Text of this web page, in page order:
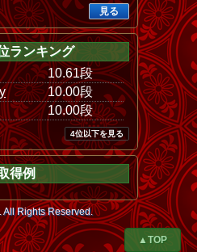
見る
ランキング
10.61段
10.00段
10.00段
4位以下を見る
得例
All Rights Reserved.
▲TOP